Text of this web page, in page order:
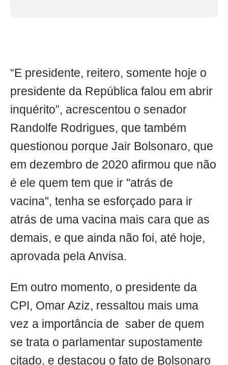
“E presidente, reitero, somente hoje o
presidente da República falou em abrir
inquérito”, acrescentou o senador
Randolfe Rodrigues, que também
questionou porque Jair Bolsonaro, que
em dezembro de 2020 afirmou que não
é ele quem tem que ir "atrás de
vacina", tenha se esforçado para ir
atrás de uma vacina mais cara que as
demais, e que ainda não foi, até hoje,
aprovada pela Anvisa.
Em outro momento, o presidente da
CPI, Omar Aziz, ressaltou mais uma
vez a importância de saber de quem
se trata o parlamentar supostamente
citado, e destacou o fato de Bolsonaro